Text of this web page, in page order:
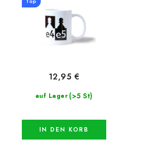
auf Lager (>5 St)
12,95 €
IN DEN KORB